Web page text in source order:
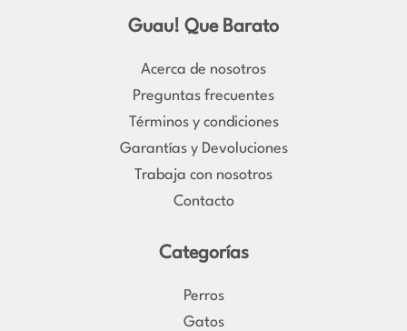
s
t
a
r
a
m
c
e
b
o
k
Guau! Que Barato
Acerca de nosotros
Preguntas frecuentes
Términos y condiciones
Garantías y Devoluciones
Trabaja con nosotros
Contacto
Categorías
Perros
Gatos